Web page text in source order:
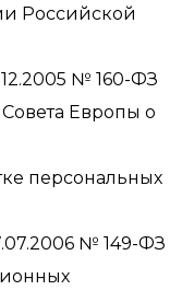
Российской
№ 160-ФЗ
Европы о
персональных
№ 149-ФЗ